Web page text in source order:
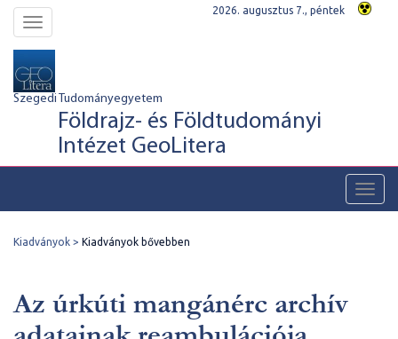
Toggle
navigation
2026. augusztus 7., péntek
Szegedi Tudományegyetem
Földrajz- és Földtudományi
Intézet GeoLitera
Kiadványok Kiadványok bővebben
Az úrkúti mangánérc archív